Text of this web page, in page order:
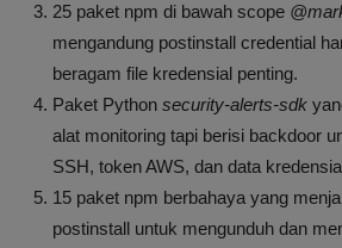
25 paket npm di bawah scope
mengandung postinstall credential
beragam file kredensial penting.
Paket Python security-alerts-sdk
alat monitoring tapi berisi backdoor
SSH, token AWS, dan data
15 paket npm berbahaya yang
postinstall untuk mengunduh dan